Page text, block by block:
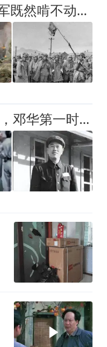
辽沈战役之谜：东北野战军既然啃不动长春，为何敢于南下打锦州？
1948年廖耀湘被我军俘获，邓华第一时间找到他：给你一支好烟抽抽